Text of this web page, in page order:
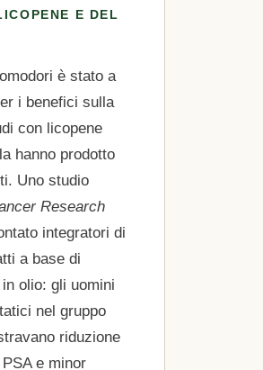
E DEL
è stato a
i benefici sulla
con licopene
hanno prodotto
Uno studio
Research
integratori di
a base di
olio: gli uomini
nel gruppo
riduzione
e minor